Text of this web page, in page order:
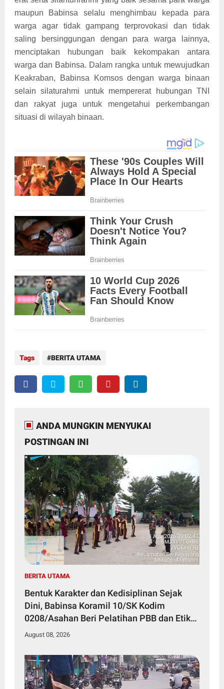
maupun Babinsa selalu menghimbau kepada para
warga agar tidak gampang terprovokasi dan tidak
saling bersinggungan dengan para warga lainnya,
menciptakan hubungan baik kekompakan antara
warga dan Babinsa. Dalam rangka untuk mewujudkan
Keakraban, Babinsa Komsos dengan warga binaan
selain silaturahmi untuk mempererat hubungan TNI
dan rakyat juga untuk mengetahui perkembangan
situasi di wilayah binaan.
Tags BERITA UTAMA
ANDA MUNGKIN MENYUKAI
POSTINGAN INI
BERITA UTAMA
Bentuk Karakter dan Kedisiplinan Sejak
Dini, Babinsa Koramil 10/SK Kodim
0208/Asahan Beri Pelatihan PBB dan Etika
Bagi Siswa MIN 7 Pertahanan
August 08, 2026